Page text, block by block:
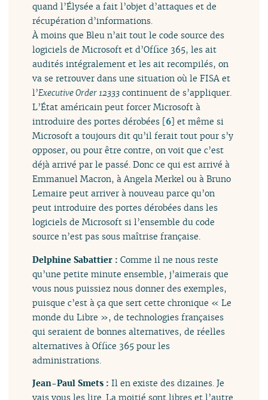
quand l’Élysée a fait l’objet d’attaques et de
récupération d’informations.
À moins que Bleu n’ait tout le code source des
logiciels de Microsoft et d’Office 365, les ait
audités intégralement et les ait recompilés, on
va se retrouver dans une situation où le FISA et
l’Executive Order 12333 continuent de s’appliquer.
L’État américain peut forcer Microsoft à
introduire des portes dérobées [6] et même si
Microsoft a toujours dit qu’il ferait tout pour s’y
opposer, ou pour être contre, on voit que c’est
déjà arrivé par le passé. Donc ce qui est arrivé à
Emmanuel Macron, à Angela Merkel ou à Bruno
Lemaire peut arriver à nouveau parce qu’on
peut introduire des portes dérobées dans les
logiciels de Microsoft si l’ensemble du code
source n’est pas sous maîtrise française.
Delphine Sabattier :Comme il ne nous reste
qu’une petite minute ensemble, j’aimerais que
vous nous puissiez nous donner des exemples,
puisque c’est à ça que sert cette chronique « Le
monde du Libre », de technologies françaises
qui seraient de bonnes alternatives, de réelles
alternatives à Office 365 pour les
administrations.
Jean-Paul Smets :Il en existe des dizaines. Je
vais vous les lire. La moitié sont libres et l’autre